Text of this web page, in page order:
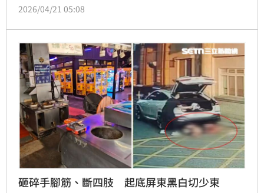
黑白切少東，為當地知名老店，還曾獲選「屏東100碗
父母重新開門做生意，低調不願受訪，私下透露多次收
到病危通知，兒子尚未脫離險境，現在最怕的事情聽到
手機響。
2026/04/21 05:08
砸碎手腳筋、斷四肢 起底屏東黑白切少東